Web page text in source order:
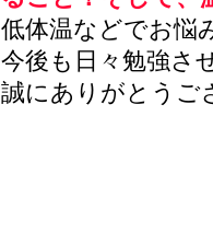
低体温などでお悩
今後も日々勉強さ
誠にありがとうご